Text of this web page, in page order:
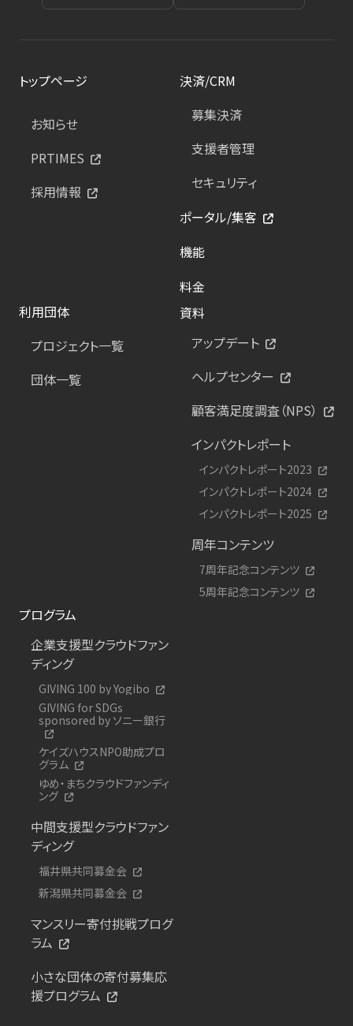
トップページ
お知らせ
PRTIMES
採用情報
決済/CRM
募集決済
支援者管理
セキュリティ
ポータル/集客
機能
料金
利用団体
プロジェクト一覧
団体一覧
資料
アップデート
ヘルプセンター
顧客満足度調査（NPS）
インパクトレポート
インパクトレポート2023
インパクトレポート2024
インパクトレポート2025
周年コンテンツ
7周年記念コンテンツ
5周年記念コンテンツ
プログラム
企業支援型クラウドファン
ディング
GIVING 100 by Yogibo
GIVING for SDGs
sponsored by ソニー銀行
ケイズハウスNPO助成プロ
グラム
ゆめ・まちクラウドファンディ
ング
中間支援型クラウドファン
ディング
福井県共同募金会
新潟県共同募金会
マンスリー寄付挑戦プログ
ラム
小さな団体の寄付募集応
援プログラム